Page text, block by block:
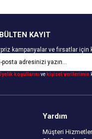
KAYIT
kampanyalar ve fırsatlar için
koşullarınıve kişisel verilerimin
Yardım
Müşteri